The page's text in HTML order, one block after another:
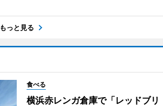
もっと見る
食べる
横浜赤レンガ倉庫で「レッドブリ